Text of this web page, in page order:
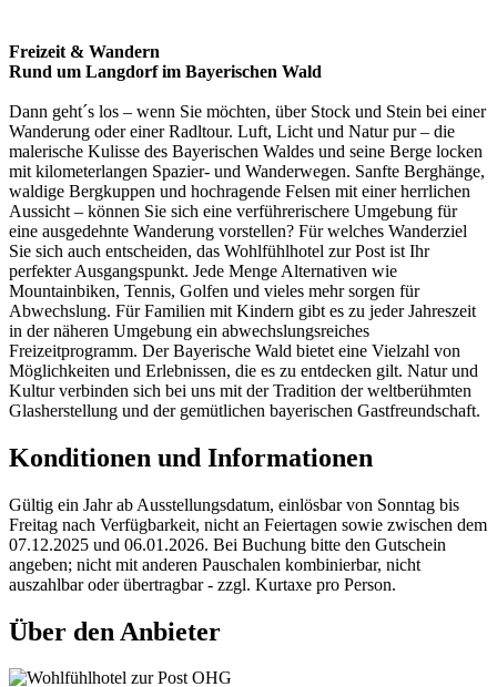
Freizeit & Wandern
Rund um Langdorf im Bayerischen Wald
Dann geht´s los – wenn Sie möchten, über Stock und Stein bei einer
Wanderung oder einer Radltour. Luft, Licht und Natur pur – die
malerische Kulisse des Bayerischen Waldes und seine Berge locken
mit kilometerlangen Spazier- und Wanderwegen. Sanfte Berghänge,
waldige Bergkuppen und hochragende Felsen mit einer herrlichen
Aussicht – können Sie sich eine verführerischere Umgebung für
eine ausgedehnte Wanderung vorstellen? Für welches Wanderziel
Sie sich auch entscheiden, das Wohlfühlhotel zur Post ist Ihr
perfekter Ausgangspunkt. Jede Menge Alternativen wie
Mountainbiken, Tennis, Golfen und vieles mehr sorgen für
Abwechslung. Für Familien mit Kindern gibt es zu jeder Jahreszeit
in der näheren Umgebung ein abwechslungsreiches
Freizeitprogramm. Der Bayerische Wald bietet eine Vielzahl von
Möglichkeiten und Erlebnissen, die es zu entdecken gilt. Natur und
Kultur verbinden sich bei uns mit der Tradition der weltberühmten
Glasherstellung und der gemütlichen bayerischen Gastfreundschaft.
Konditionen und Informationen
Gültig ein Jahr ab Ausstellungsdatum, einlösbar von Sonntag bis
Freitag nach Verfügbarkeit, nicht an Feiertagen sowie zwischen dem
07.12.2025 und 06.01.2026. Bei Buchung bitte den Gutschein
angeben; nicht mit anderen Pauschalen kombinierbar, nicht
auszahlbar oder übertragbar - zzgl. Kurtaxe pro Person.
Über den Anbieter